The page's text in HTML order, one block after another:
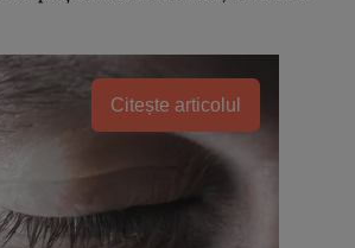
Citește articolul